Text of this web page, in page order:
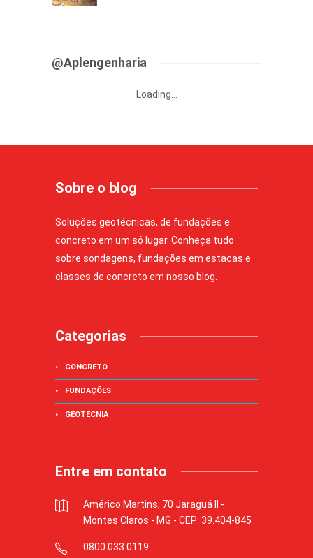
@Aplengenharia
Loading...
Sobre o blog
Soluções geotécnicas, de fundações e
concreto em um só lugar. Conheça tudo
sobre sondagens, fundações em estacas e
classes de concreto em nosso blog.
Categorias
CONCRETO
FUNDAÇÕES
GEOTECNIA
Entre em contato
Américo Martins, 70 Jaraguá II -
Montes Claros - MG - CEP: 39.404-845
0800 033 0119